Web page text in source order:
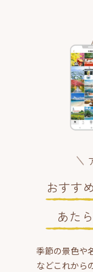
おすす
あた
季節の景色や
などこれから